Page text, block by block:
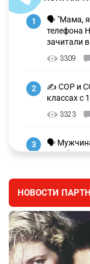
1
🗣 "Мама, я
телефона
зачитали
3309
2
✍️ СОР и
классах с
3323
3
🗣 Мужчина
заработал
🐏 Скота
баранину
2721
НОВОСТИ